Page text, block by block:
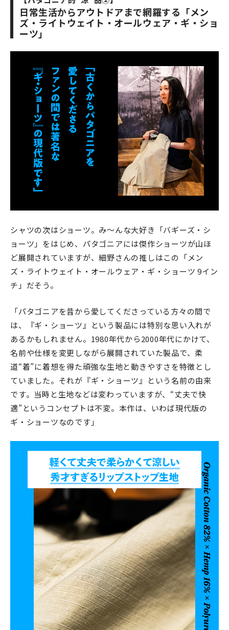
日常生活からアウトドアまで網羅する「メン
ズ・ライトウェイト・オールウェア・ギ・ショ
ーツ」
シャツの次はショーツ。み〜んな大好き「バギーズ・シ
ョーツ」をはじめ、パタゴニアには傑作ショーツが山ほ
ど展開されていますが、細野さんの推しはこの「メン
ズ・ライトウェイト・オールウェア・ギ・ショーツ 9イン
チ」だそう。
「パタゴニアを昔から愛してくださっている方々の間で
は、『ギ・ショーツ』という製品には特別な思い入れが
あるかもしれません。1980年代から2000年代にかけて、
名前や仕様を変更しながら展開されていた製品で、柔
道“着”に着想を得た頑強な生地と動きやすさを特徴とし
ていました。それが『ギ・ショーツ』という名前の由来
です。当時と生地などは変わっていますが、“丈夫で快
適”というコンセプトは不変。本作は、いわば現代版の
ギ・ショーツなのです」